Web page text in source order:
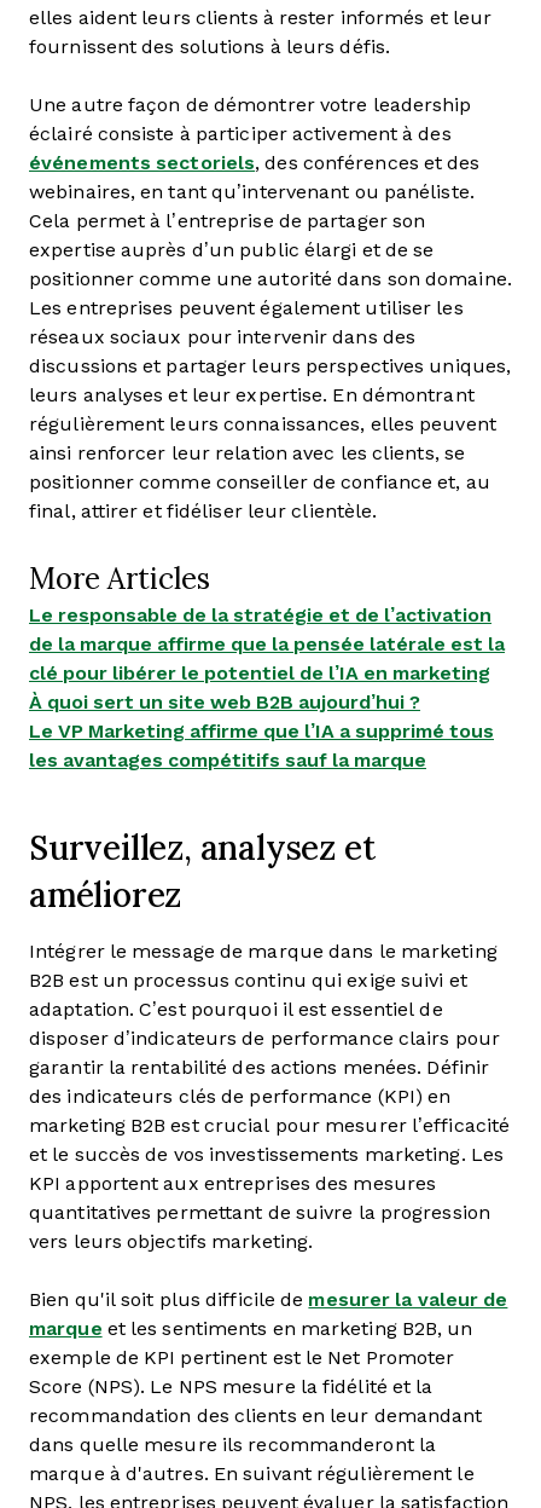
elles aident leurs clients à rester informés et leur
fournissent des solutions à leurs défis.
Une autre façon de démontrer votre leadership
éclairé consiste à participer activement à des
événements sectoriels, des conférences et des
webinaires, en tant qu’intervenant ou panéliste.
Cela permet à l’entreprise de partager son
expertise auprès d’un public élargi et de se
positionner comme une autorité dans son domaine.
Les entreprises peuvent également utiliser les
réseaux sociaux pour intervenir dans des
discussions et partager leurs perspectives uniques,
leurs analyses et leur expertise. En démontrant
régulièrement leurs connaissances, elles peuvent
ainsi renforcer leur relation avec les clients, se
positionner comme conseiller de confiance et, au
final, attirer et fidéliser leur clientèle.
More Articles
Le responsable de la stratégie et de l’activation
de la marque affirme que la pensée latérale est la
clé pour libérer le potentiel de l’IA en marketing
À quoi sert un site web B2B aujourd’hui ?
Le VP Marketing affirme que l’IA a supprimé tous
les avantages compétitifs sauf la marque
Surveillez, analysez et
améliorez
Intégrer le message de marque dans le marketing
B2B est un processus continu qui exige suivi et
adaptation. C’est pourquoi il est essentiel de
disposer d’indicateurs de performance clairs pour
garantir la rentabilité des actions menées. Définir
des indicateurs clés de performance (KPI) en
marketing B2B est crucial pour mesurer l’efficacité
et le succès de vos investissements marketing. Les
KPI apportent aux entreprises des mesures
quantitatives permettant de suivre la progression
vers leurs objectifs marketing.
Bien qu'il soit plus difficile de mesurer la valeur de
marque et les sentiments en marketing B2B, un
exemple de KPI pertinent est le Net Promoter
Score (NPS). Le NPS mesure la fidélité et la
recommandation des clients en leur demandant
dans quelle mesure ils recommanderont la
marque à d'autres. En suivant régulièrement le
NPS, les entreprises peuvent évaluer la satisfaction